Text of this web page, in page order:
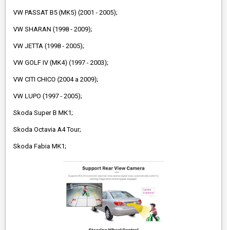
VW PASSAT B5 (MK5) (2001 - 2005);
VW SHARAN (1998 - 2009);
VW JETTA (1998 - 2005);
VW GOLF IV (MK4) (1997 - 2003);
VW CITI CHICO (2004 a 2009);
VW LUPO (1997 - 2005);
Skoda Super B MK1;
Skoda Octavia A4 Tour;
Skoda Fabia MK1;